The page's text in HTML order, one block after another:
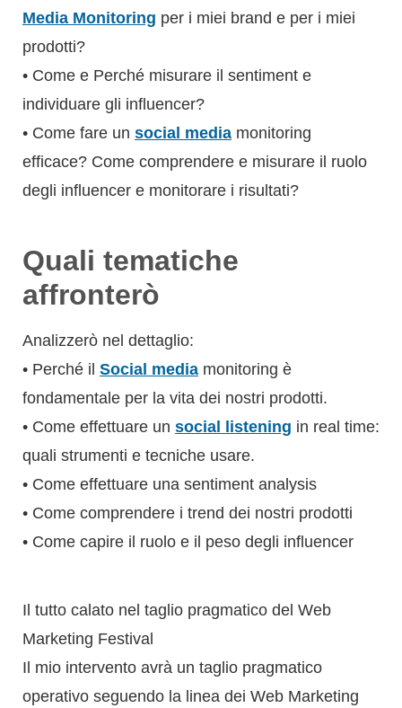
Media Monitoring per i miei brand e per i miei
prodotti?
• Come e Perché misurare il sentiment e
individuare gli influencer?
• Come fare un social media monitoring
efficace? Come comprendere e misurare il ruolo
degli influencer e monitorare i risultati?
Quali tematiche
affronterò
Analizzerò nel dettaglio:
• Perché il Social media monitoring è
fondamentale per la vita dei nostri prodotti.
• Come effettuare un social listening in real time:
quali strumenti e tecniche usare.
• Come effettuare una sentiment analysis
• Come comprendere i trend dei nostri prodotti
• Come capire il ruolo e il peso degli influencer
Il tutto calato nel taglio pragmatico del Web
Marketing Festival
Il mio intervento avrà un taglio pragmatico
operativo seguendo la linea dei Web Marketing